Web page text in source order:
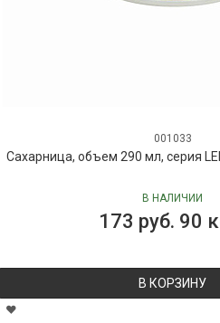
001033
Сахарница, объем 290 мл, серия
В НАЛИЧИИ
173 руб. 90
В КОРЗИНУ